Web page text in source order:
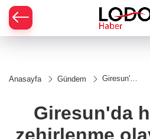
Anasayfa Gündem
Giresun'da
olayıyla
ilgili 2
görevden
Giresun'da